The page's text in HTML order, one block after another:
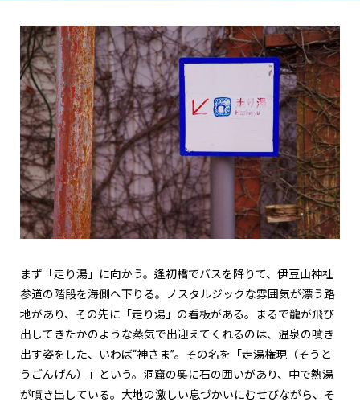
まず「走り湯」に向かう。逢初橋でバスを降りて、伊豆山神社
参道の階段を海側へ下りる。ノスタルジックな雰囲気が漂う路
地があり、その先に「走り湯」の看板がある。まるで龍が飛び
出してきたかのような蒸気で出迎えてくれるのは、温泉の噴き
出す姿をした、いわば“神さま”。その名を「走湯権現（そうと
うごんげん）」という。洞窟の奥に石の囲いがあり、中で熱湯
が噴き出している。大地の激しい息づかいにむせびながら、そ